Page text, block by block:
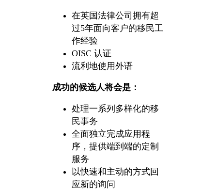
在英国法律公司拥有超
过5年面向客户的移民工
作经验
OISC 认证
流利地使用外语
成功的候选人将会是：
处理一系列多样化的移
民事务
全面独立完成应用程
序，提供端到端的定制
服务
以快速和主动的方式回
应新的询问